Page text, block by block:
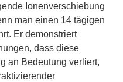
Ionenverschiebung
man einen 14 tägigen
Er demonstriert
dass diese
an Bedeutung verliert,